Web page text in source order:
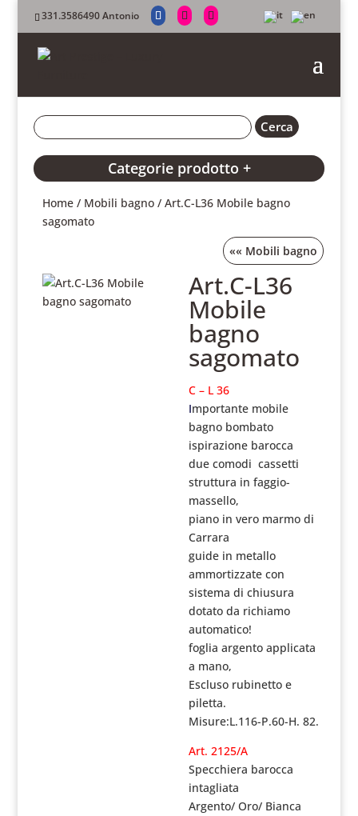
331.3586490 Antonio
Categorie prodotto +
Home / Mobili bagno / Art.C-L36 Mobile bagno
sagomato
«« Mobili bagno
Art.C-L36
Mobile
bagno
sagomato
C – L 36
Importante mobile
bagno bombato
ispirazione barocca
due comodi cassetti
struttura in faggio-
massello,
piano in vero marmo di
Carrara
guide in metallo
ammortizzate con
sistema di chiusura
dotato da richiamo
automatico!
foglia argento applicata
a mano,
Escluso rubinetto e
piletta.
Misure:L.116-P.60-H. 82.
Art. 2125/A
Specchiera barocca
intagliata
Argento/ Oro/ Bianca